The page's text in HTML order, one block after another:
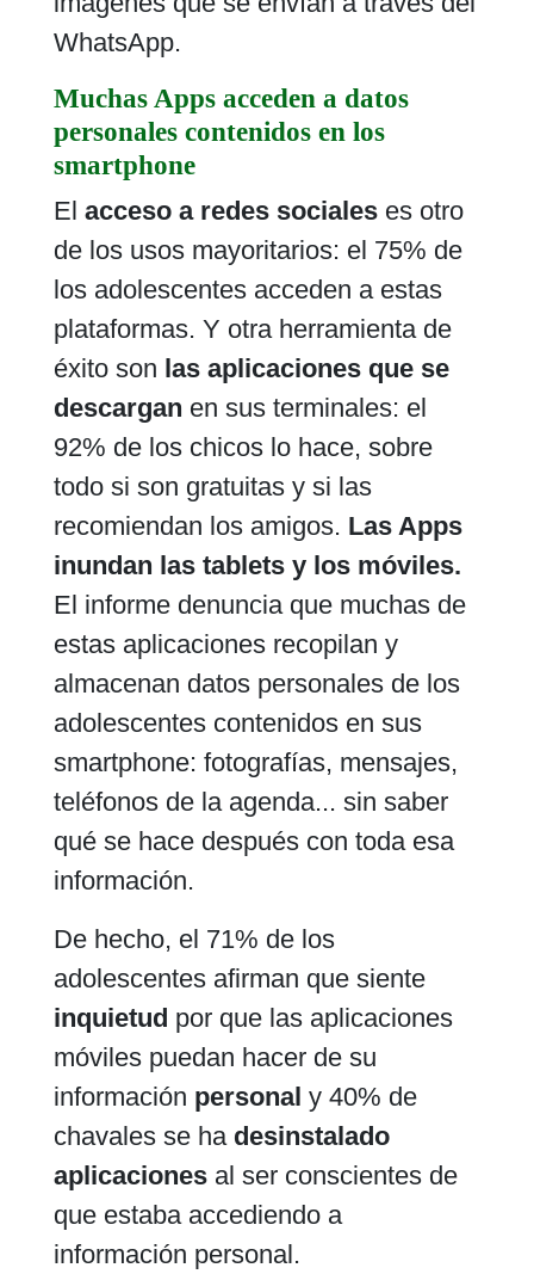
WhatsApp.
Muchas Apps acceden a datos
personales contenidos en los
smartphone
El acceso a redes socialeses otro
de los usos mayoritarios: el 75% de
los adolescentes acceden a estas
plataformas. Y otra herramienta de
éxito son las aplicaciones que se
descargan en sus terminales: el
92% de los chicos lo hace, sobre
todo si son gratuitas y si las
recomiendan los amigos. Las Apps
inundan las tablets y los móviles.
El informe denuncia que muchas de
estas aplicaciones recopilan y
almacenan datos personales delos
adolescentes contenidos en sus
smartphone: fotografías, mensajes,
teléfonos de la agenda... sin saber
qué se hace después con toda esa
información.
De hecho, el 71% de los
adolescentes afirman que siente
inquietud por que las aplicaciones
móviles puedan hacer de su
información personal y 40% de
chavales se ha desinstalado
aplicacionesal ser conscientes de
que estaba accediendo a
información personal.